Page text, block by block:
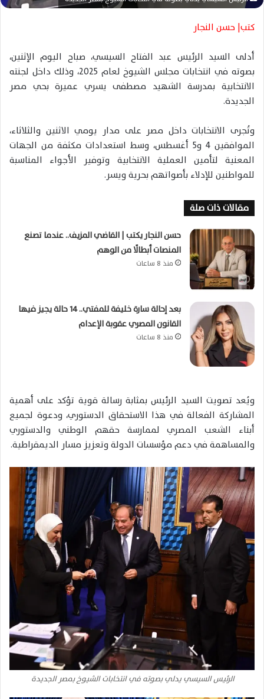
كتب| حسن النجار
أدلى السيد الرئيس عبد الفتاح السيسي، صباح اليوم الإثنين،
بصوته في انتخابات مجلس الشيوخ لعام 2025، وذلك داخل لجنته
الانتخابية بمدرسة الشهيد مصطفى يسري عميرة بحي مصر
الجديدة.
وتُجرى الانتخابات داخل مصر على مدار يومي الاثنين والثلاثاء،
الموافقين 4 و5 أغسطس، وسط استعدادات مكثفة من الجهات
المعنية لتأمين العملية الانتخابية وتوفير الأجواء المناسبة
للمواطنين للإدلاء بأصواتهم بحرية ويسر.
مقالات ذات صلة
حسن النجار يكتب | القاضي المزيف.. عندما تصنع
المنصات أبطالًا من الوهم
منذ 8 ساعات
بعد إحالة سارة خليفة للمفتي.. 14 حالة يجيز فيها
القانون المصري عقوبة الإعدام
منذ 8 ساعات
ويُعد تصويت السيد الرئيس بمثابة رسالة قوية تؤكد على أهمية
المشاركة الفعالة في هذا الاستحقاق الدستوري، ودعوة لجميع
أبناء الشعب المصري لممارسة حقهم الوطني والدستوري
والمساهمة في دعم مؤسسات الدولة وتعزيز مسار الديمقراطية.
الرئيس السيسي يدلي بصوته في انتخابات الشيوخ بمصر الجديدة